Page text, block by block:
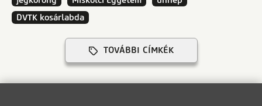
DVTK kosárlabda
TOVÁBBI CÍMKÉK